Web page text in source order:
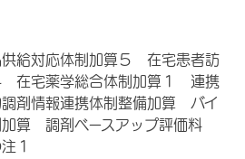
供給対応体制加算５ 在宅患者訪
在宅薬学総合体制加算１ 連携
剤情報連携体制整備加算 バイ
加算 調剤ベースアップ評価料
１